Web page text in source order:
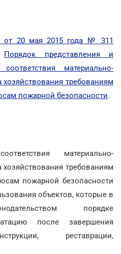
от 20 мая 2015 года № 311
Порядок представления и
материально-
хозяйствования требованиям
пожарной безопасности.
материально-
хозяйствования требованиям
пожарной безопасности
объектов, которые в
порядке
после завершения
реставрации,